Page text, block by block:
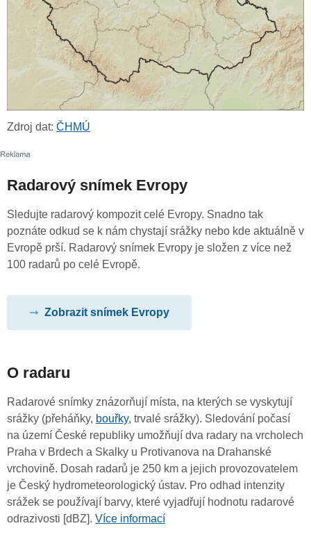
Zdroj dat: ČHMÚ
Radarový snímek Evropy
Sledujte radarový kompozit celé Evropy. Snadno tak
poznáte odkud se k nám chystají srážky nebo kde aktuálně v
Evropě prší. Radarový snímek Evropy je složen z více než
100 radarů po celé Evropě.
Zobrazit snímek Evropy
O radaru
Radarové snímky znázorňují místa, na kterých se vyskytují
srážky (přeháňky, bouřky, trvalé srážky). Sledování počasí
na území České republiky umožňují dva radary na vrcholech
Praha v Brdech a Skalky u Protivanova na Drahanské
vrchovině. Dosah radarů je 250 km a jejich provozovatelem
je Český hydrometeorologický ústav. Pro odhad intenzity
srážek se používají barvy, které vyjadřují hodnotu radarové
odrazivosti [dBZ]. Více informací